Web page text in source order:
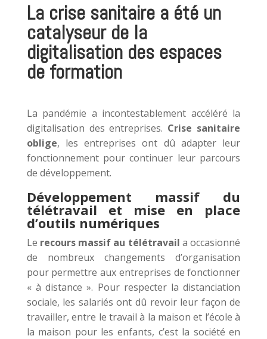
La crise sanitaire a été un
catalyseur de la
digitalisation des espaces
de formation
La pandémie a incontestablement accéléré la
digitalisation des entreprises. Crise sanitaire
oblige, les entreprises ont dû adapter leur
fonctionnement pour continuer leur parcours
de développement.
Développement massif du
télétravail et mise en place
d’outils numériques
Le recours massif au télétravail a occasionné
de nombreux changements d’organisation
pour permettre aux entreprises de fonctionner
« à distance ». Pour respecter la distanciation
sociale, les salariés ont dû revoir leur façon de
travailler, entre le travail à la maison et l’école à
la maison pour les enfants, c’est la société en